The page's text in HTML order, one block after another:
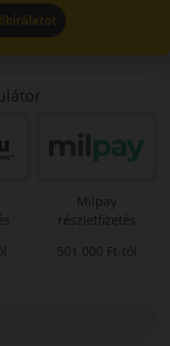
Milpay
részletfizetés
501 000 Ft-tól